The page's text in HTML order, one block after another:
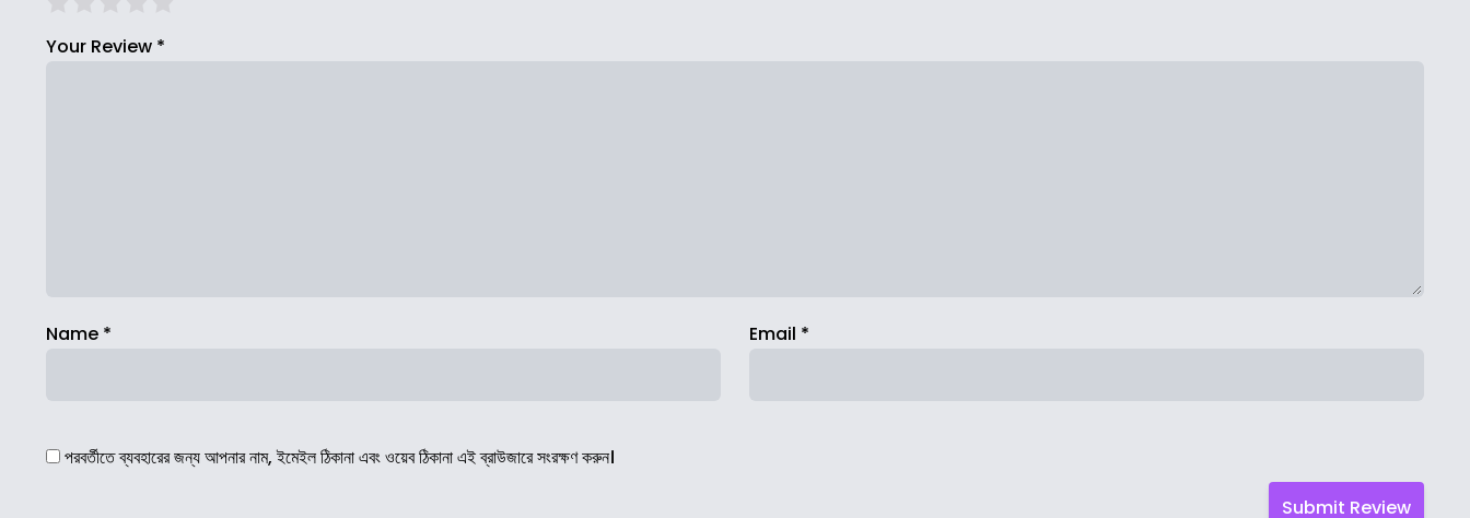
Your Review *
Name * Email *
পরবর্তীতে ব্যবহারের জন্য আপনার নাম, ইমেইল ঠিকানা এবং ওয়েব ঠিকানা এই ব্রাউজারে সংরক্ষণ করুন।